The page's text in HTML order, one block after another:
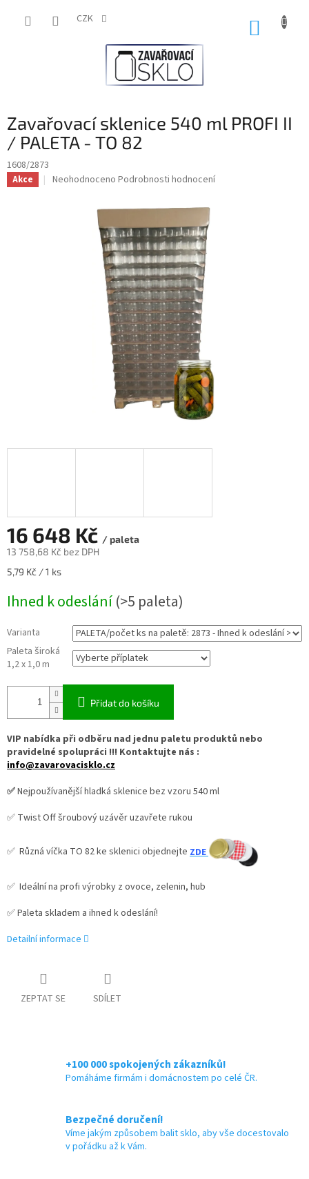
CZK
Zavařovací sklenice 540 ml PROFI II
/ PALETA - TO 82
1608/2873
Akce
Průměrné
Neohodnoceno Podrobnosti hodnocení
16 648 Kč / paleta
13 758,68 Kč bez DPH
Měrná
5,79 Kč / 1 ks
Ihned k odeslání(>5 paleta)
Varianta
Paleta široká
1,2 x 1,0 m
Přidat do košíku
VIP nabídka při odběru nad jednu paletu produktů nebo
pravidelné spolupráci !!! Kontaktujte nás :
info@zavarovacisklo.cz
✅Nejpoužívanější hladká sklenice bez vzoru 540 ml
✅ Twist Off šroubový uzávěr uzavřete rukou
✅ Různá víčka TO 82 ke sklenici objednejte ZDE
✅ Ideální na profi výrobky z ovoce, zelenin, hub
✅ Paleta skladem a ihned k odeslání!
Detailní informace
ZEPTAT SE SDÍLET
+100 000 spokojených zákazníků!
Pomáháme firmám i domácnostem po celé ČR.
Bezpečné doručení!
Víme jakým způsobem balit sklo, aby vše docestovalo
v pořádku až k Vám.